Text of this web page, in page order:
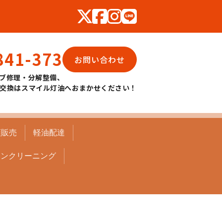
373 お問い合わせ
修理・分解整備、
換はスマイル灯油へおまかせください！
売 軽油配達
クリーニング